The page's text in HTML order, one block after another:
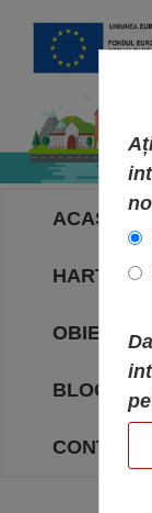
ACASA
HARTA
BLOG
CONTACT